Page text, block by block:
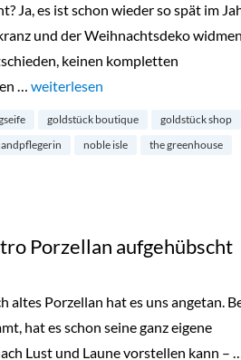
Ja, es ist schon wieder so spät im
und der Weihnachtsdeko
keinen kompletten
… „Adventsgewinne 2022: Ein Set
weiterlesen
goldstück boutique
goldstück shop
noble isle the greenhouse
Porzellan aufgehübscht
altes Porzellan hat es uns angetan.
hat es schon seine ganz eigene
Lust und Laune vorstellen kann –